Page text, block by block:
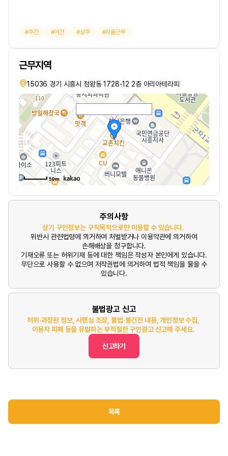
주간 야간 상주 자율근무
근무지역
15036 경기 시흥시 정왕동 1728-12 2층 아리아테라피
50m
주의사항
상기 구인정보는 구직목적으로만 이용할 수 있습니다.
위반시 관련법령에 의거하여 처벌받거나 이용약관에 의거하여
손해배상을 청구합니다.
기재오류 또는 허위기재 등에 대한 책임은 작성자 본인에게 있습니다.
무단으로 사용할 수 없으며 저작권법에 의거하여 법적 책임을 물을 수
있습니다.
불법광고 신고
허위·과장된 정보, 사행심 조장, 불법·불건전 내용, 개인정보 수집,
이용자 피해 등을 유발하는 부적절한 구인광고 신고해 주세요.
신고하기
목록